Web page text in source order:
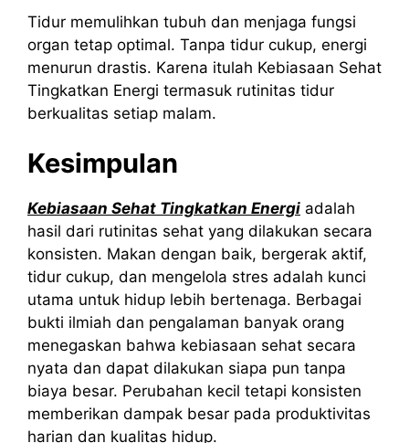
Tidur memulihkan tubuh dan menjaga fungsi
organ tetap optimal. Tanpa tidur cukup, energi
menurun drastis. Karena itulah Kebiasaan Sehat
Tingkatkan Energi termasuk rutinitas tidur
berkualitas setiap malam.
Kesimpulan
Kebiasaan Sehat Tingkatkan Energi adalah
hasil dari rutinitas sehat yang dilakukan secara
konsisten. Makan dengan baik, bergerak aktif,
tidur cukup, dan mengelola stres adalah kunci
utama untuk hidup lebih bertenaga. Berbagai
bukti ilmiah dan pengalaman banyak orang
menegaskan bahwa kebiasaan sehat secara
nyata dan dapat dilakukan siapa pun tanpa
biaya besar. Perubahan kecil tetapi konsisten
memberikan dampak besar pada produktivitas
harian dan kualitas hidup.